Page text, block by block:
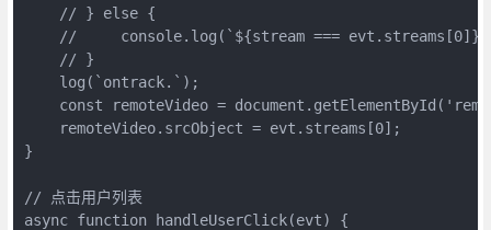
    // } else {
//     console.log(`${stream ===
    // }
    log(`ontrack.`);
const remoteVideo =
    remoteVideo.srcObject = evt.streams[0];
}
// 点击用户列表
async function handleUserClick(evt) {